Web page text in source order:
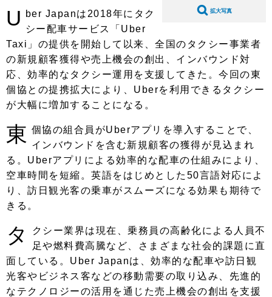
クト
コラム
ショップレポート
レストア
カーメーカー「旧車」関連プロジ
ェクト
コラム
インタビュー
イベント
イベント告知 イベントレポート
拡大写真
U
ber Japanは2018年にタク
シー配車サービス「Uber
Taxi」の提供を開始して以来、全国のタクシー事業者
の新規顧客獲得や売上機会の創出、インバウンド対
応、効率的なタクシー運用を支援してきた。今回の東
個協との提携拡大により、Uberを利用できるタクシー
が大幅に増加することになる。
東 個協の組合員がUberアプリを導入することで、
インバウンドを含む新規顧客の獲得が見込まれ
る。Uberアプリによる効率的な配車の仕組みにより、
空車時間を短縮。英語をはじめとした50言語対応によ
り、訪日観光客の乗車がスムーズになる効果も期待で
きる。
タ
クシー業界は現在、乗務員の高齢化による人員不
足や燃料費高騰など、さまざまな社会的課題に直
面している。Uber Japanは、効率的な配車や訪日観
光客やビジネス客などの移動需要の取り込み、先進的
なテクノロジーの活用を通じた売上機会の創出を支援